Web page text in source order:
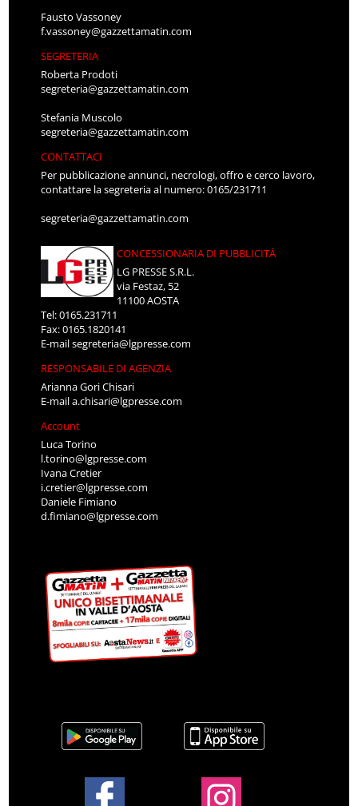
Fausto Vassoney
f.vassoney@gazzettamatin.com
SEGRETERIA
Roberta Prodoti
segreteria@gazzettamatin.com
Stefania Muscolo
segreteria@gazzettamatin.com
CONTATTACI
Per pubblicazione annunci, necrologi, offro e cerco lavoro,
contattare la segreteria al numero: 0165/231711
segreteria@gazzettamatin.com
CONCESSIONARIA DI PUBBLICITÀ
LG PRESSE S.R.L.
via Festaz, 52
11100 AOSTA
Tel: 0165.231711
Fax: 0165.1820141
E-mailsegreteria@lgpresse.com
RESPONSABILE DI AGENZIA
Arianna Gori Chisari
E-maila.chisari@lgpresse.com
Account
Luca Torino
l.torino@lgpresse.com
Ivana Cretier
i.cretier@lgpresse.com
Daniele Fimiano
d.fimiano@lgpresse.com